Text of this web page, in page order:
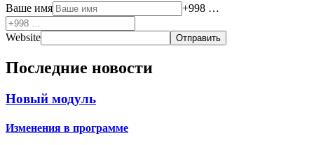
Ваше имя +998 …
Website Отправить
Последние новости
Новый модуль
Изменения в программе